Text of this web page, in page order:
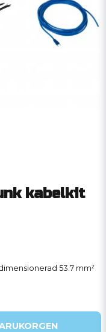
kabelkit
53.7 mm²